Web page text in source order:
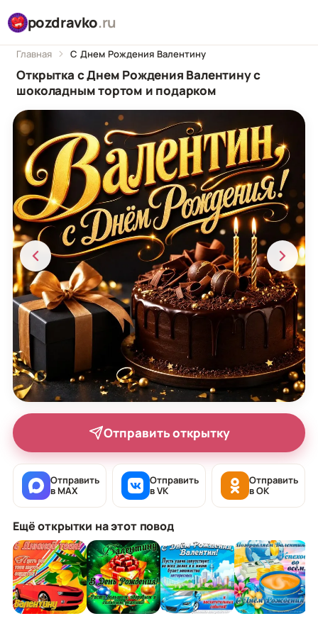
pozdravko.ru
Главная С Днем Рождения Валентину
Открытка с Днем Рождения Валентину с
шоколадным тортом и подарком
Отправить открытку
Отправить
в MAX
Отправить
в VK
Отправить
в OK
Ещё открытки на этот повод